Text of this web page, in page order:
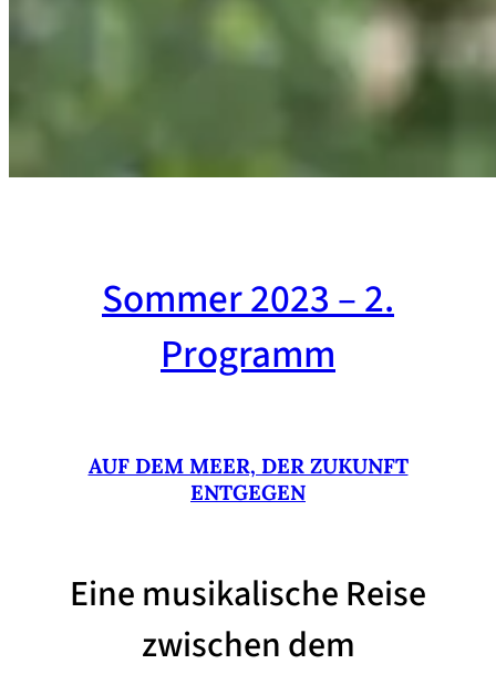
Sommer 2023 – 2.
Programm
AUF DEM MEER, DER ZUKUNFT
ENTGEGEN
Eine musikalische Reise
zwischen dem